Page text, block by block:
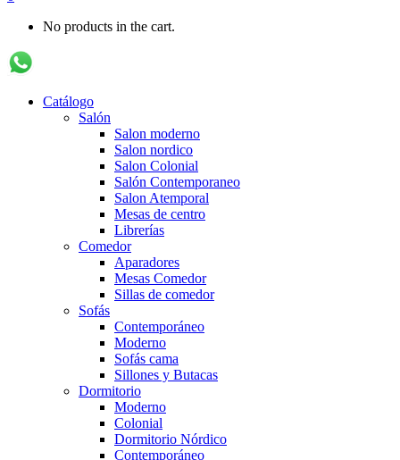
No products in the cart.
Catálogo
Salón
Salon moderno
Salon nordico
Salon Colonial
Salón Contemporaneo
Salon Atemporal
Mesas de centro
Librerías
Comedor
Aparadores
Mesas Comedor
Sillas de comedor
Sofás
Contemporáneo
Moderno
Sofás cama
Sillones y Butacas
Dormitorio
Moderno
Colonial
Dormitorio Nórdico
Contemporáneo